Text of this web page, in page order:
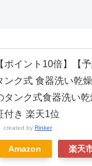
【ポイント10倍】【
ンク式 食器洗い乾
タンク式食器洗い
付き 楽天1位
created by Rinker
Amazon 楽天